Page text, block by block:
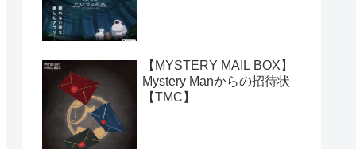
【MYSTERY MAIL BOX】
Mystery Manからの招待状
【TMC】